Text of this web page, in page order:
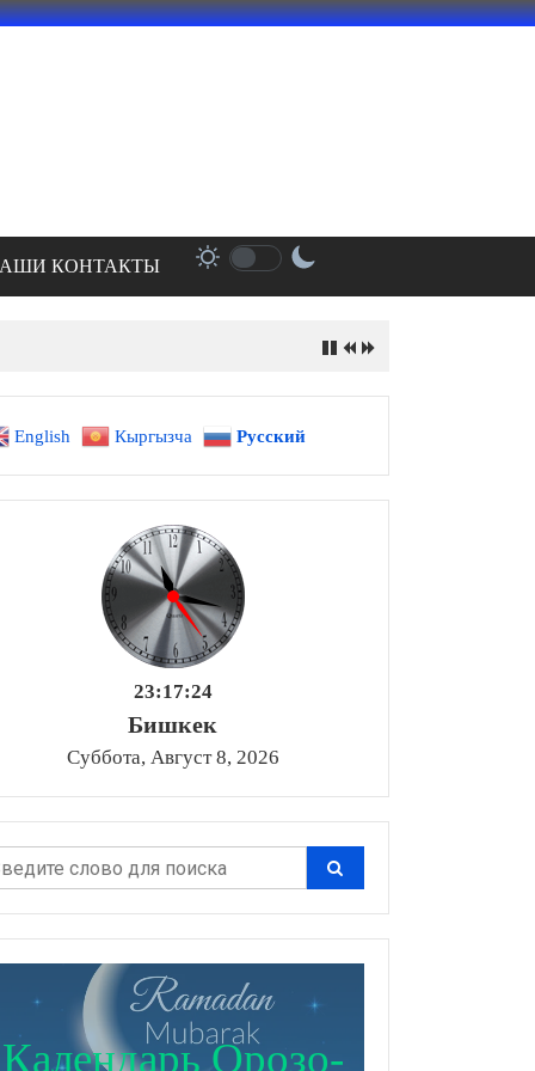
КОНТАКТЫ
English Кыргызча Русский
23:17:25
Бишкек
Суббота, Август 8, 2026
Календарь Орозо-